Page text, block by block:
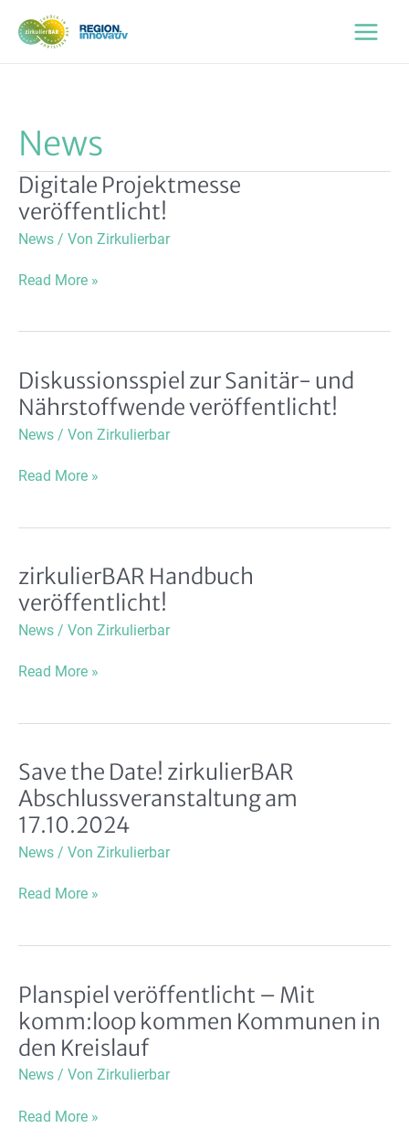
Inhalt
springen
News
Digitale Projektmesse
veröffentlicht!
News / Von Zirkulierbar
Digitale
Read More »
Diskussionsspiel zur Sanitär- und
Nährstoffwende veröffentlicht!
News / Von Zirkulierbar
Diskussionsspiel
veröffentlicht!
Read More »
zirkulierBAR Handbuch
veröffentlicht!
News / Von Zirkulierbar
zirkulierBAR
Read More »
Save the Date! zirkulierBAR
Abschlussveranstaltung am
17.10.2024
News / Von Zirkulierbar
Save
am
17.10.2024
Read More »
Planspiel veröffentlicht – Mit
komm:loop kommen Kommunen in
den Kreislauf
News / Von Zirkulierbar
Planspiel
Read More »